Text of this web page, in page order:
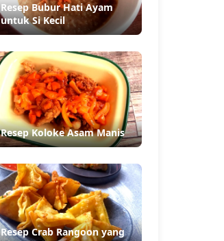
Resep Bubur Hati Ayam
untuk Si Kecil
Resep Koloke Asam Manis
Resep Crab Rangoon yang